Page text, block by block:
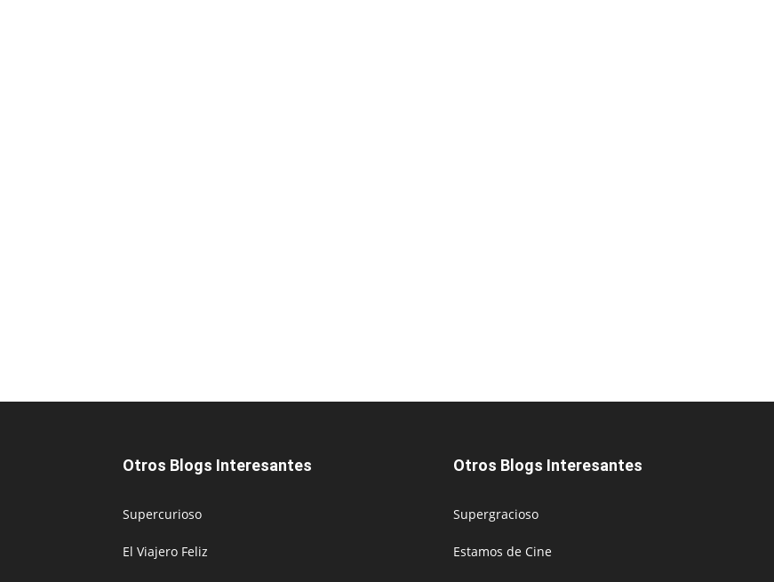
Otros Blogs Interesantes
Supercurioso
El Viajero Feliz
Otros Blogs Interesantes
Supergracioso
Estamos de Cine